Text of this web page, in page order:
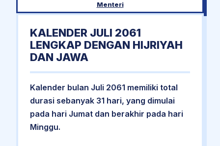
Menteri
KALENDER JULI 2061
LENGKAP DENGAN HIJRIYAH
DAN JAWA
Kalender bulan Juli 2061 memiliki total
durasi sebanyak 31 hari, yang dimulai
pada hari Jumat dan berakhir pada hari
Minggu.